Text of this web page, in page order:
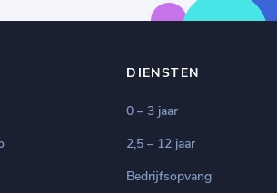
DIENSTEN
0 – 3 jaar
2,5 – 12 jaar
Bedrijfsopvang